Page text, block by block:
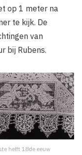
helft 18de eeuw
op 1 meter na
te kijk. De
van
bij Rubens.